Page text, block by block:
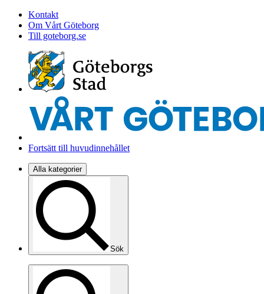
Kontakt
Om Vårt Göteborg
Till goteborg.se
Fortsätt till huvudinnehållet
Alla kategorier
Sök